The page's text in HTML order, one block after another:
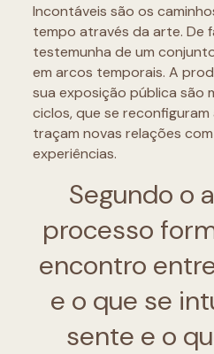
Incontáveis são os
tempo através da arte. De
testemunha de um
em arcos temporais. A
sua exposição pública são
ciclos, que se reconfiguram
traçam novas relações
experiências.
Segundo o
processo
encontro
e o que se
sente e o